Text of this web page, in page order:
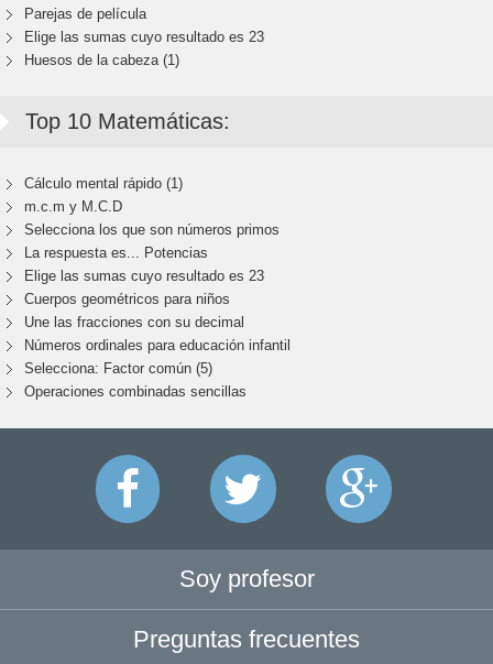
Parejas de película
Elige las sumas cuyo resultado es 23
Huesos de la cabeza (1)
Top 10 Matemáticas:
Cálculo mental rápido (1)
m.c.m y M.C.D
Selecciona los que son números primos
La respuesta es... Potencias
Elige las sumas cuyo resultado es 23
Cuerpos geométricos para niños
Une las fracciones con su decimal
Números ordinales para educación infantil
Selecciona: Factor común (5)
Operaciones combinadas sencillas
Soy profesor
Preguntas frecuentes